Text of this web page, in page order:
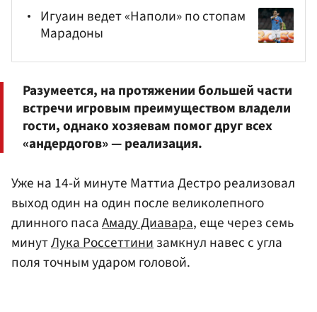
Игуаин ведет «Наполи» по стопам
Марадоны
Разумеется, на протяжении большей части
встречи игровым преимуществом владели
гости, однако хозяевам помог друг всех
«андердогов» — реализация.
Уже на 14-й минуте Маттиа Дестро реализовал
выход один на один после великолепного
длинного пасаАмаду Диавара, еще через семь
минутЛука Россеттинизамкнул навес с угла
поля точным ударом головой.